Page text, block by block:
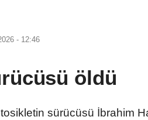
- 12:46
öldü
sürücüsü İbrahim